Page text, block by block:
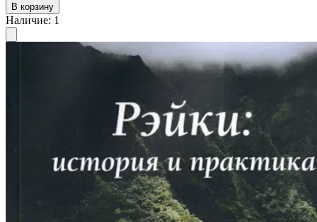
В корзину
Наличие: 1